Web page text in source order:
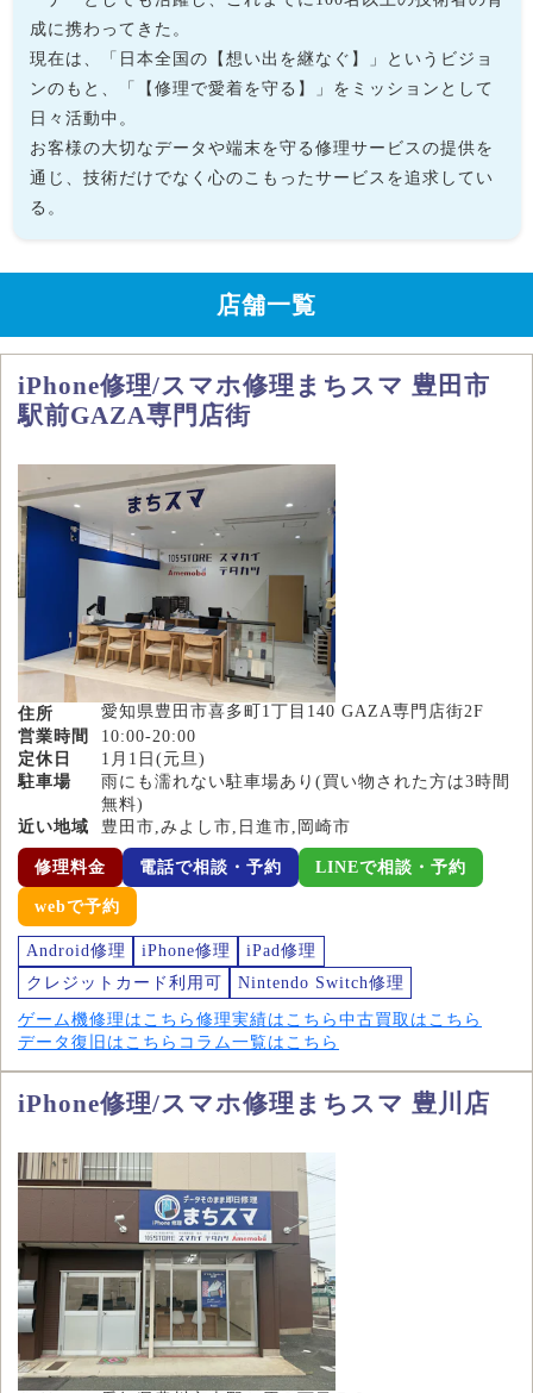
成に携わってきた。
現在は、「日本全国の【想い出を継なぐ】」というビジョ
ンのもと、「【修理で愛着を守る】」をミッションとして
日々活動中。
お客様の大切なデータや端末を守る修理サービスの提供を
通じ、技術だけでなく心のこもったサービスを追求してい
る。
店舗一覧
iPhone修理/スマホ修理まちスマ 豊田市
駅前GAZA専門店街
住所
愛知県豊田市喜多町1丁目140 GAZA専門店街2F
営業時間
10:00-20:00
定休日
1月1日(元旦)
駐車場
雨にも濡れない駐車場あり(買い物された方は3時間
無料)
近い地域
豊田市,みよし市,日進市,岡崎市
修理料金 電話で相談・予約 LINEで相談・予約
webで予約
Android修理 iPhone修理
iPad修理
クレジットカード利用可
Nintendo Switch修理
ゲーム機修理はこちら 修理実績はこちら 中古買取はこちら
データ復旧はこちら コラム一覧はこちら
iPhone修理/スマホ修理まちスマ 豊川店